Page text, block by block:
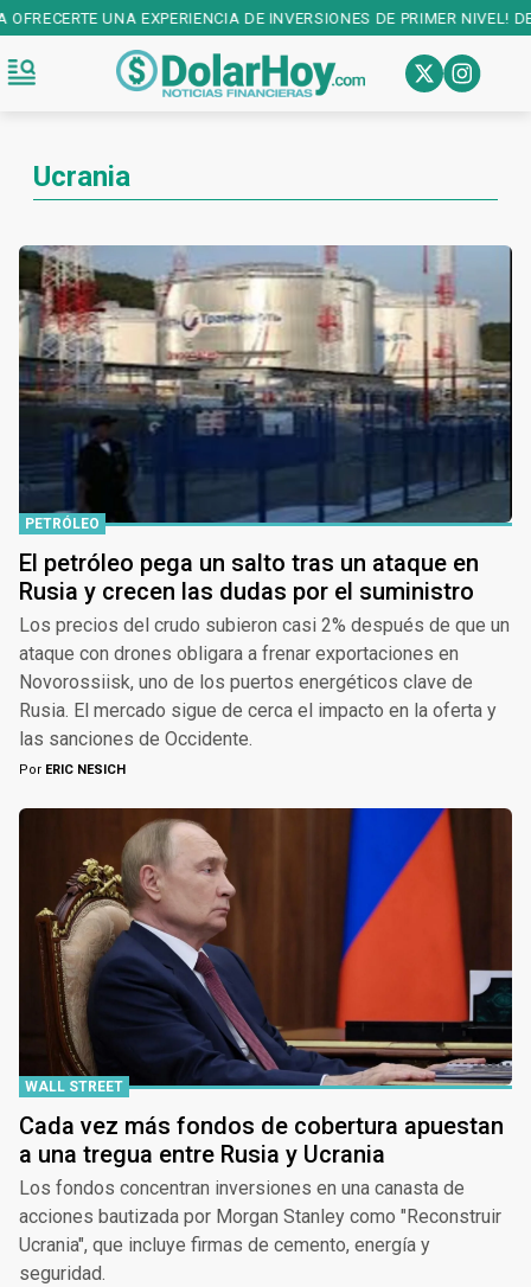
DE INVERSIONES DE PRIMER NIVEL! DESCARGALA EN: PLAY
Ucrania
PETRÓLEO
El petróleo pega un salto tras un ataque en
Rusia y crecen las dudas por el suministro
Los precios del crudo subieron casi 2% después de que un
ataque con drones obligara a frenar exportaciones en
Novorossiisk, uno de los puertos energéticos clave de
Rusia. El mercado sigue de cerca el impacto en la oferta y
las sanciones de Occidente.
Por ERIC NESICH
WALL STREET
Cada vez más fondos de cobertura apuestan
a una tregua entre Rusia y Ucrania
Los fondos concentran inversiones en una canasta de
acciones bautizada por Morgan Stanley como "Reconstruir
Ucrania", que incluye firmas de cemento, energía y
seguridad.